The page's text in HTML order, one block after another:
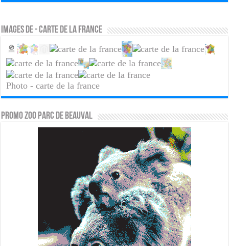
Images de - carte de la france
Photo - carte de la france
PROMO ZOO PARC DE BEAUVAL